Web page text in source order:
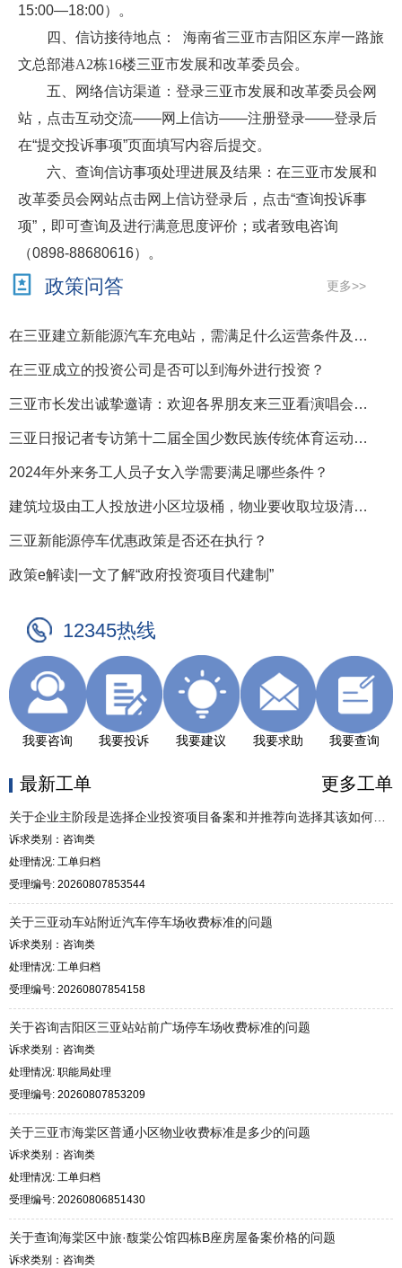
15:00—18:00）。
四、信访接待地点：
海南省三亚市吉阳区东岸一路旅
文总部港A2栋16楼三亚市发展和改革委员会。
五、网络信访渠道：登录三亚市发展和改革委员会网
站，点击互动交流——网上信访——注册登录——登录后
在“提交投诉事项”页面填写内容后提交。
六、查询信访事项处理进展及结果：在三亚市发展和
改革委员会网站点击网上信访登录后，点击“查询投诉事
项”，即可查询及进行满意思度评价；或者致电咨询
（0898-88680616）。
政策问答 更多>>
在三亚建立新能源汽车充电站，需满足什么运营条件及要求？
在三亚成立的投资公司是否可以到海外进行投资？
三亚市长发出诚挚邀请：欢迎各界朋友来三亚看演唱会、逛免税店、拍婚纱照、品尝黑珍珠餐厅美食
三亚日报记者专访第十二届全国少数民族传统体育运动会马上项目分赛场开赛仪式总导演郑亚鑫
2024年外来务工人员子女入学需要满足哪些条件？
建筑垃圾由工人投放进小区垃圾桶，物业要收取垃圾清运费，是否合理？
三亚新能源停车优惠政策是否还在执行？
政策e解读|一文了解“政府投资项目代建制”
12345热线
我要咨询 我要投诉 我要建议 我要求助 我要查询
更多工单
最新工单
诉求类别：咨询类
处理情况: 工单归档
受理编号: 20260807853544
关于三亚动车站附近汽车停车场收费标准的问题
诉求类别：咨询类
处理情况: 工单归档
受理编号: 20260807854158
关于咨询吉阳区三亚站站前广场停车场收费标准的问题
诉求类别：咨询类
处理情况: 职能局处理
受理编号: 20260807853209
关于三亚市海棠区普通小区物业收费标准是多少的问题
诉求类别：咨询类
处理情况: 工单归档
受理编号: 20260806851430
关于查询海棠区中旅·馥棠公馆四栋B座房屋备案价格的问题
诉求类别：咨询类